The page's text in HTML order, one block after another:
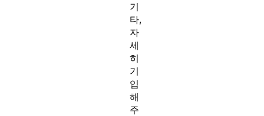
기
타,
자
세
히
기
입
해
주